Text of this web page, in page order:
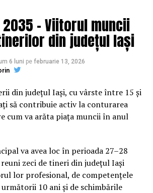
adusă mai
comunitate
rutiere din România continuă
unor inițiative de educație și
peste 3.000 de persoane au fost
rutiere, iar mai mult de 1.300 și-
șoselele din țară.
„Condu Prudent! Alege
să transforme informația teoretică
prin simulări și demonstrații
să înțeleagă concret
luate în trafic.
– Viitorul muncii
din județul Iași
6 luni pe februarie 13, 2026
din județul Iași, cu vârste între 15 și
să contribuie activ la conturarea
cum va arăta piața muncii în anul
va avea loc în perioada 27–28
zeci de tineri din județul Iași
lor profesional, de competențele
10 ani și de schimbările